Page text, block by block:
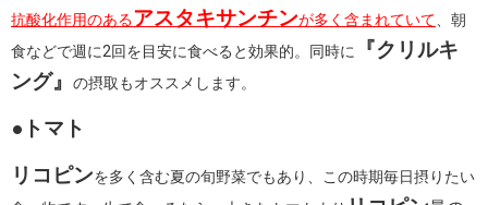
抗酸化作用のあるアスタキサンチンが多く含まれていて 、朝
食などで週に2回を目安に食べると効果的。同時に
『クリルキ
ング』
の摂取もオススメします。
●トマト
リコピンを多く含む夏の旬野菜でもあり、この時期毎日摂りたい